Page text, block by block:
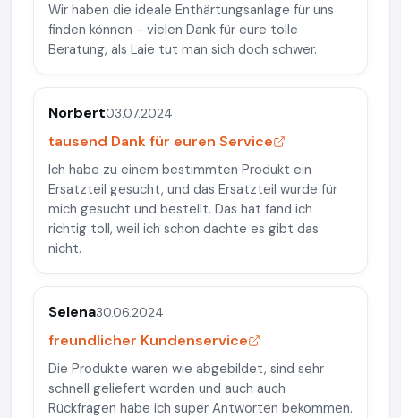
Wir haben die ideale Enthärtungsanlage für uns
finden können - vielen Dank für eure tolle
Beratung, als Laie tut man sich doch schwer.
Norbert03.07.2024
tausend Dank für euren Service
Ich habe zu einem bestimmten Produkt ein
Ersatzteil gesucht, und das Ersatzteil wurde für
mich gesucht und bestellt. Das hat fand ich
richtig toll, weil ich schon dachte es gibt das
nicht.
Selena30.06.2024
freundlicher Kundenservice
Die Produkte waren wie abgebildet, sind sehr
schnell geliefert worden und auch auch
Rückfragen habe ich super Antworten bekommen.